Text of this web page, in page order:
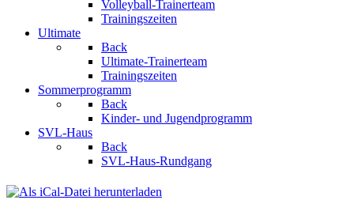
Volleyball-Trainerteam
Trainingszeiten
Ultimate
Back
Ultimate-Trainerteam
Trainingszeiten
Sommerprogramm
Back
Kinder- und Jugendprogramm
SVL-Haus
Back
SVL-Haus-Rundgang